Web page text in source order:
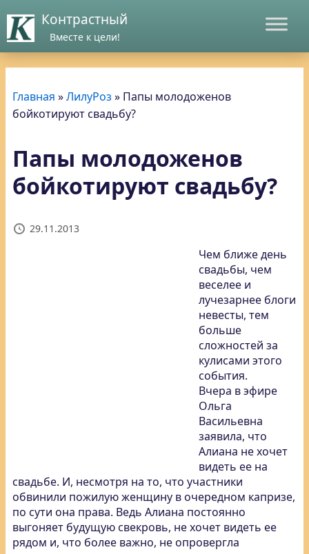
Контрастный
Вместе к цели!
Главная »ЛилуРоз » Папы молодоженов
бойкотируют свадьбу?
Папы молодоженов
бойкотируют свадьбу?
29.11.2013
Чем ближе день
свадьбы, чем
веселее и
лучезарнее блоги
невесты, тем
больше
сложностей за
кулисами этого
события.
Вчера в эфире
Ольга
Васильевна
заявила, что
Алиана не хочет
видеть ее на
свадьбе. И, несмотря на то, что участники
обвинили пожилую женщину в очередном капризе,
по сути она права. Ведь Алиана постоянно
выгоняет будущую свекровь, не хочет видеть ее
рядом и, что более важно, не опровергла